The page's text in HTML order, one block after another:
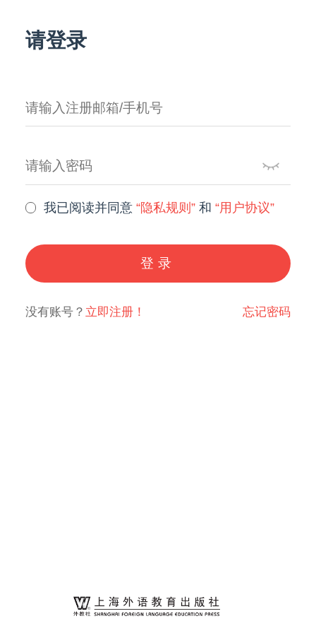
请登录
我已阅读并同意“隐私规则” 和“用户协议”
登录
没有账号？ 立即注册！ 忘记密码